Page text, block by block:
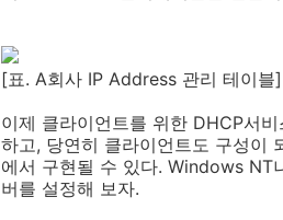
[표. A회사 IP Address 관리 테이블]
이제 클라이언트를 위한 DHCP서
하고, 당연히 클라이언트도 구성이
에서 구현될 수 있다. Windows
버를 설정해 보자.